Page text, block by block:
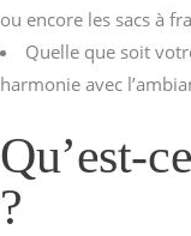
ou encore les sacs à
Quelle que soit
harmonie avec
Qu’est-
?